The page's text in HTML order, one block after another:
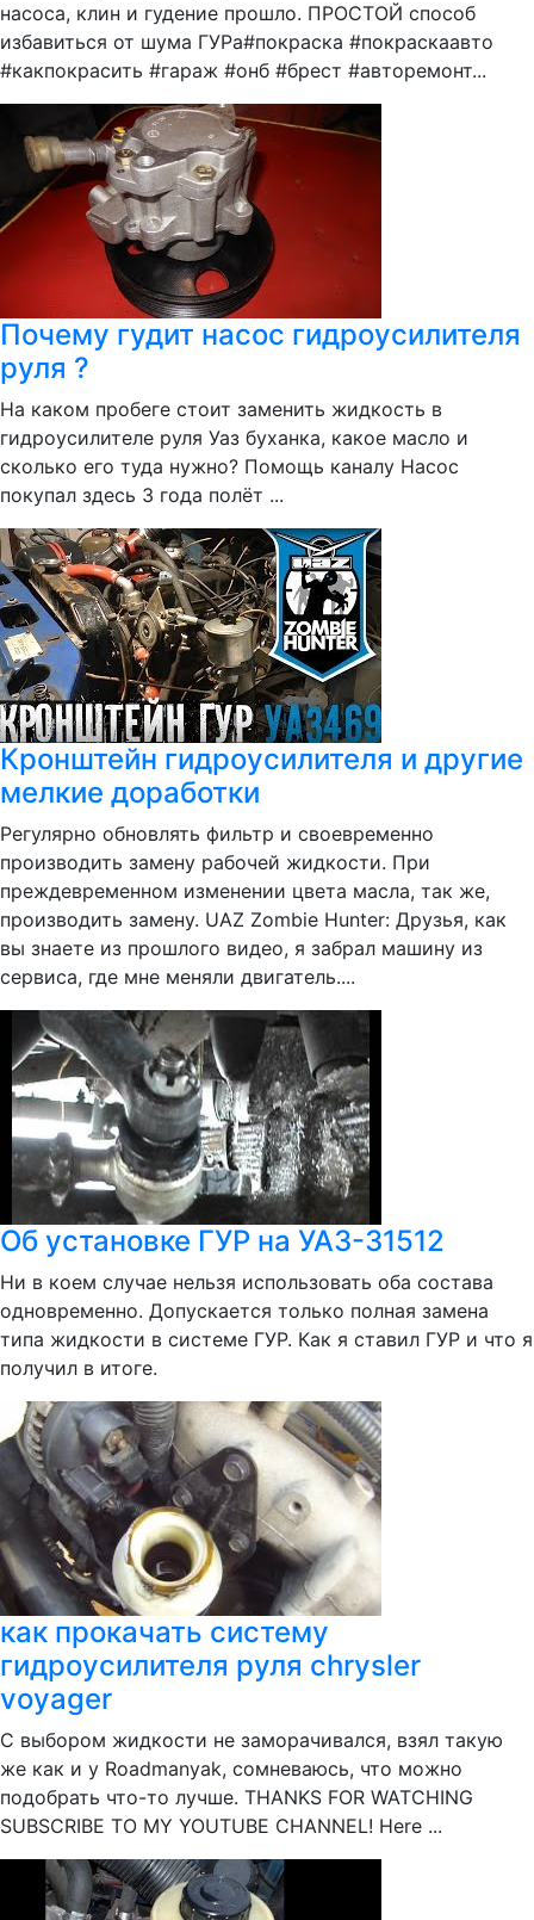
насоса, клин и гудение прошло. ПРОСТОЙ способ
избавиться от шума ГУРа#покраска #покраскаавто
#какпокрасить #гараж #онб #брест #авторемонт...
Почему гудит насос гидроусилителя
руля ?
На каком пробеге стоит заменить жидкость в
гидроусилителе руля Уаз буханка, какое масло и
сколько его туда нужно? Помощь каналу Насос
покупал здесь 3 года полёт ...
Кронштейн гидроусилителя и другие
мелкие доработки
Регулярно обновлять фильтр и своевременно
производить замену рабочей жидкости. При
преждевременном изменении цвета масла, так же,
производить замену. UAZ Zombie Hunter: Друзья, как
вы знаете из прошлого видео, я забрал машину из
сервиса, где мне меняли двигатель....
Об установке ГУР на УАЗ-31512
Ни в коем случае нельзя использовать оба состава
одновременно. Допускается только полная замена
типа жидкости в системе ГУР. Как я ставил ГУР и что я
получил в итоге.
как прокачать систему
гидроусилителя руля chrysler
voyager
С выбором жидкости не заморачивался, взял такую
же как и у Roadmanyak, сомневаюсь, что можно
подобрать что-то лучше. THANKS FOR WATCHING
SUBSCRIBE TO MY YOUTUBE CHANNEL! Here ...